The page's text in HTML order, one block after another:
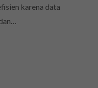
karena data